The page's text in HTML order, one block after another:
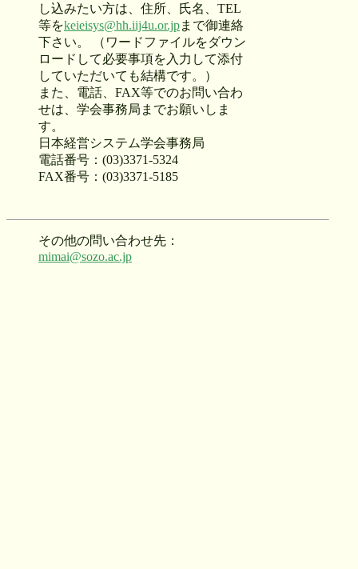
し込みたい方は、住所、氏名、TEL
等をkeieisys@hh.iij4u.or.jpまで御連絡
下さい。 （ワードファイルをダウン
ロードして必要事項を入力して添付
していただいても結構です。）
また、電話、FAX等でのお問い合わ
せは、学会事務局までお願いしま
す。
日本経営システム学会事務局
電話番号：(03)3371-5324
FAX番号：(03)3371-5185
その他の問い合わせ先：
mimai@sozo.ac.jp